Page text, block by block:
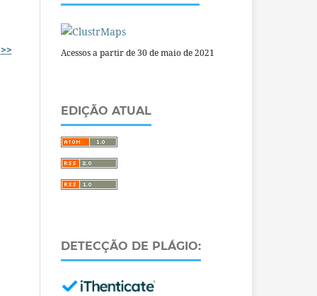
>> Acessos a partir de 30 de maio de 2021
EDIÇÃO ATUAL
DETECÇÃO DE PLÁGIO: